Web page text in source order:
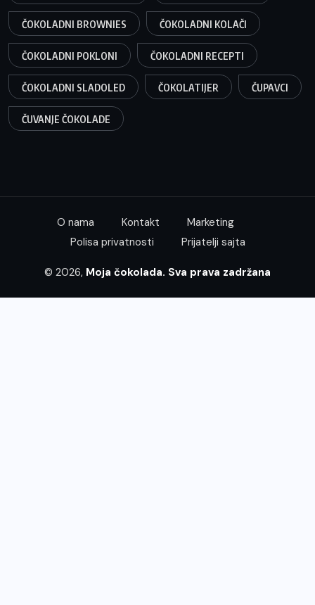
ČOKOLADNI BROWNIES ČOKOLADNI KOLAČI
ČOKOLADNI POKLONI ČOKOLADNI RECEPTI
ČOKOLADNI SLADOLED ČOKOLATIJER ČUPAVCI
ČUVANJE ČOKOLADE
O nama Kontakt
Marketing
Polisa privatnosti
Prijatelji sajta
© 2026, Moja čokolada. Sva prava zadržana